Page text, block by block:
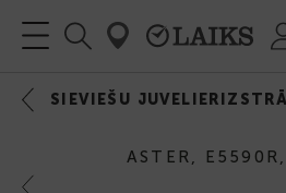
SIEVIEŠU
ASTER,
Previous